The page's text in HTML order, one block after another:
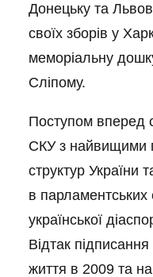
Донецьку та
своїх зборів у
меморіальну
Сліпому.
Поступом вперед
СКУ з найвищими
структур України
в
української
Відтак
життя в 2009 та